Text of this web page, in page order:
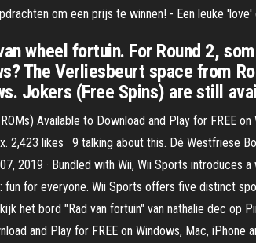
om een prijs te winnen! - Een leuke 'love'
wheel fortuin. For Round 2,
The Verliesbeurt space from
Jokers (Free Spins) are still
Available to Download and Play for FREE
2,423 likes · 9 talking about this. Dé Westfriese
2019 · Bundled with Wii, Wii Sports
fun for everyone. Wii Sports offers five distinct
het bord "Rad van fortuin" van nathalie dec op
and Play for FREE on Windows, Mac,